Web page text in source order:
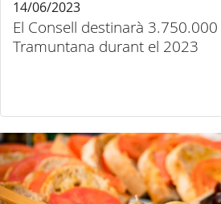
El Consell destinarà
Tramuntana durant el 2023
14/06/2023